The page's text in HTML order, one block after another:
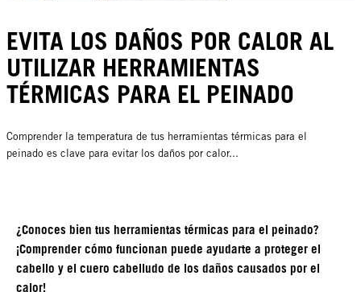
EVITA LOS DAÑOS POR CALOR AL
UTILIZAR HERRAMIENTAS
TÉRMICAS PARA EL PEINADO
Comprender la temperatura de tus herramientas térmicas para el
peinado es clave para evitar los daños por calor...
¿Conoces bien tus herramientas térmicas para el peinado?
¡Comprender cómo funcionan puede ayudarte a proteger el
cabello y el cuero cabelludo de los daños causados por el
calor!